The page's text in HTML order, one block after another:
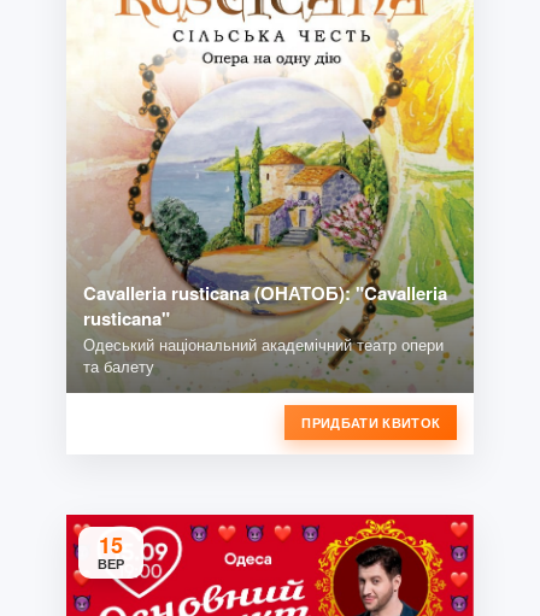
Cavalleria rusticana (ОНАТОБ): "Cavalleria
rusticana"
Одеський національний академічний театр опери
та балету
ПРИДБАТИ КВИТОК
15
ВЕР